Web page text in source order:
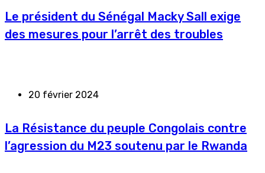
Le président du Sénégal Macky Sall exige
des mesures pour l’arrêt des troubles
20 février 2024
La Résistance du peuple Congolais contre
l’agression du M23 soutenu par le Rwanda